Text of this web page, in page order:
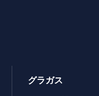
グラガス